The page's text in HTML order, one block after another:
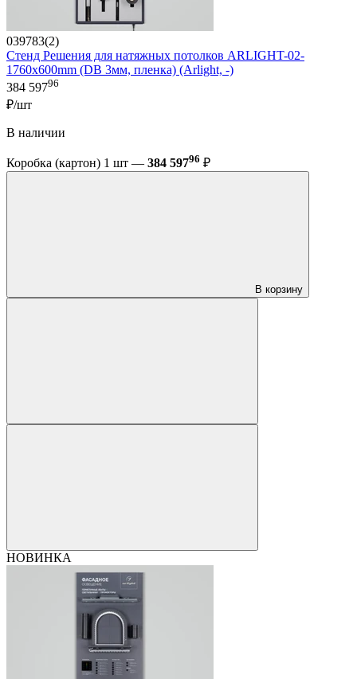
039783(2)
Стенд Решения для натяжных потолков ARLIGHT-02-
1760x600mm (DB 3мм, пленка) (Arlight, -)
384 59796
₽/шт
В наличии
Коробка (картон) 1 шт — 384 59796 ₽
В корзину
НОВИНКА